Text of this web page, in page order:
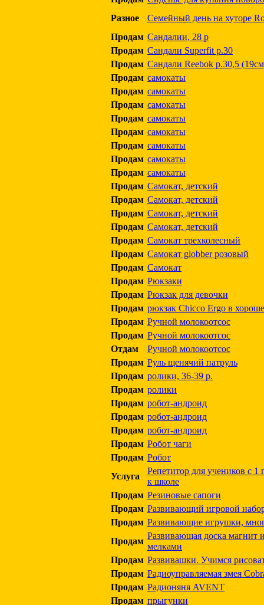
Разное
Семейный день на хуторе
Продам Сандалии, 28 р
Продам Сандали Superfit р.30
Продам Сандали Reebok р.30,5
Продам самокаты
Продам самокаты
Продам самокаты
Продам самокаты
Продам самокаты
Продам самокаты
Продам самокаты
Продам самокаты
Продам Самокат, детский
Продам Самокат, детский
Продам Самокат, детский
Продам Самокат, детский
Продам Самокат трехколесный
Продам Самокат globber розовый
Продам Самокат
Продам Рюкзаки
Продам Рюкзак для девочки
Продам рюкзак Chicco Ergo в
Продам Ручной молокоотсос
Продам Ручной молокоотсос
Отдам
Ручной молокоотсос
Продам Руль щенячий патруль
Продам ролики, 36-39 р.
Продам ролики
Продам робот-андроид
Продам робот-андроид
Продам робот-андроид
Продам Робот чаги
Продам Робот
Услуга
Репетитор для учеников с 1
к школе
Продам Резиновые сапоги
Продам Развивающий игровой
Продам Развивающие игрушки,
Продам
Развивающая доска магнит
мелками
Продам Развивашки. Учимся
Продам Радиоуправляемая змея
Продам Радионяня AVENT
Продам прыгунки